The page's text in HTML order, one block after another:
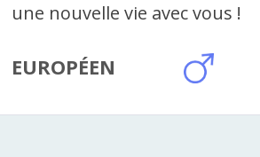
une nouvelle vie avec vous !
EUROPÉEN